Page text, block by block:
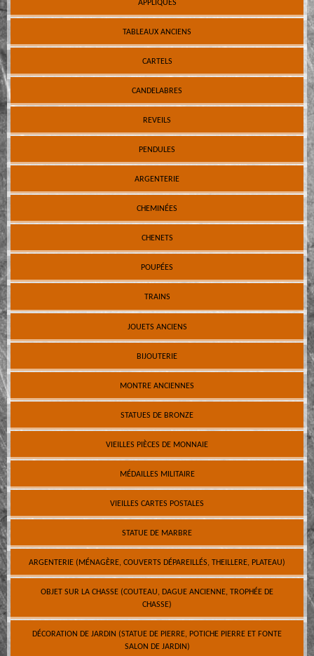
APPLIQUES
TABLEAUX ANCIENS
CARTELS
CANDELABRES
REVEILS
PENDULES
ARGENTERIE
CHEMINÉES
CHENETS
POUPÉES
TRAINS
JOUETS ANCIENS
BIJOUTERIE
MONTRE ANCIENNES
STATUES DE BRONZE
VIEILLES PIÈCES DE MONNAIE
MÉDAILLES MILITAIRE
VIEILLES CARTES POSTALES
STATUE DE MARBRE
ARGENTERIE (MÉNAGÈRE, COUVERTS DÉPAREILLÉS, THEILLERE, PLATEAU)
OBJET SUR LA CHASSE (COUTEAU, DAGUE ANCIENNE, TROPHÉE DE
CHASSE)
DÉCORATION DE JARDIN (STATUE DE PIERRE, POTICHE PIERRE ET FONTE
SALON DE JARDIN)